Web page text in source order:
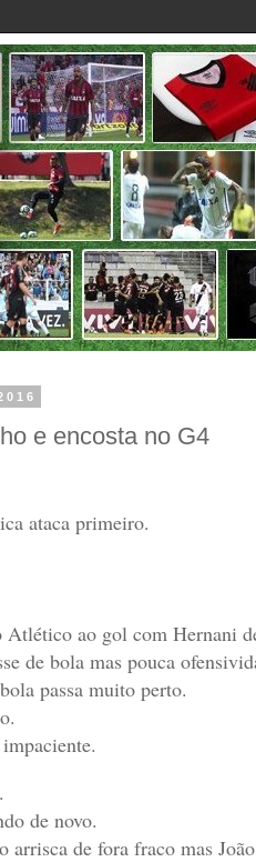
e encosta no G4
ataca primeiro.
Atlético ao gol com Hernani
de bola mas pouca
passa muito perto.
de novo.
arrisca de fora fraco mas